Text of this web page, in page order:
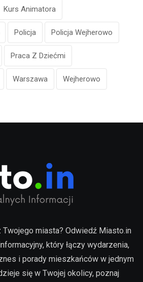
Kurs Animatora
Policja Policja Wejherowo
Praca Z Dziećmi
Warszawa Wejherowo
miasta? Odwiedź Miasto.in
który łączy wydarzenia,
i porady mieszkańców w jednym
się w Twojej okolicy, poznaj